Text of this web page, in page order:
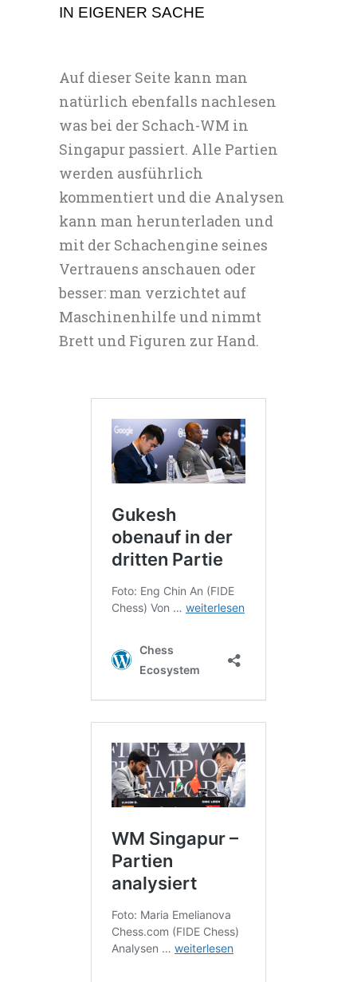
IN EIGENER SACHE
Auf dieser Seite kann man
natürlich ebenfalls nachlesen
was bei der Schach-WM in
Singapur passiert. Alle Partien
werden ausführlich
kommentiert und die Analysen
kann man herunterladen und
mit der Schachengine seines
Vertrauens anschauen oder
besser: man verzichtet auf
Maschinenhilfe und nimmt
Brett und Figuren zur Hand.